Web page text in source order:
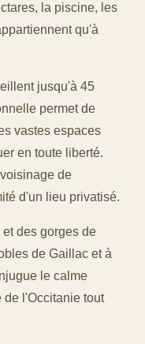
la piscine, les
qu'à
jusqu'à 45
permet de
vastes espaces
en toute liberté.
de
d'un lieu privatisé.
des gorges de
de Gaillac et à
le calme
de l'Occitanie tout